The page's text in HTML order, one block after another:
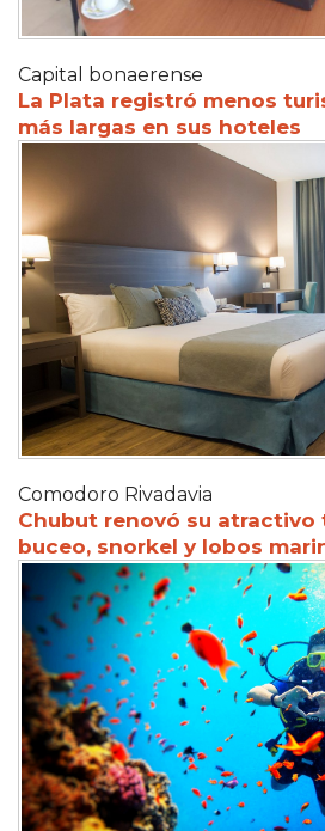
Capital bonaerense
La Plata registró menos
más largas en sus hoteles
Comodoro Rivadavia
Chubut renovó su
buceo, snorkel y lobos